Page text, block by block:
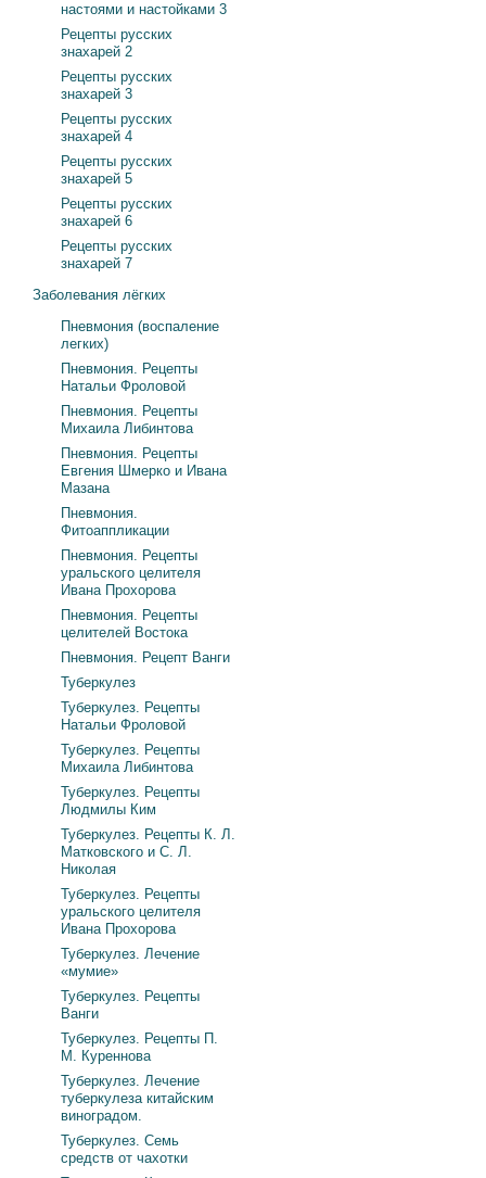
настоями и настойками 3
Рецепты русских
знахарей 2
Рецепты русских
знахарей 3
Рецепты русских
знахарей 4
Рецепты русских
знахарей 5
Рецепты русских
знахарей 6
Рецепты русских
знахарей 7
Заболевания лёгких
Пневмония (воспаление
легких)
Пневмония. Рецепты
Натальи Фроловой
Пневмония. Рецепты
Михаила Либинтова
Пневмония. Рецепты
Евгения Шмерко и Ивана
Мазана
Пневмония.
Фитоаппликации
Пневмония. Рецепты
уральского целителя
Ивана Прохорова
Пневмония. Рецепты
целителей Востока
Пневмония. Рецепт Ванги
Туберкулез
Туберкулез. Рецепты
Натальи Фроловой
Туберкулез. Рецепты
Михаила Либинтова
Туберкулез. Рецепты
Людмилы Ким
Туберкулез. Рецепты К. Л.
Матковского и С. Л.
Николая
Туберкулез. Рецепты
уральского целителя
Ивана Прохорова
Туберкулез. Лечение
«мумие»
Туберкулез. Рецепты
Ванги
Туберкулез. Рецепты П.
М. Куреннова
Туберкулез. Лечение
туберкулеза китайским
виноградом.
Туберкулез. Семь
средств от чахотки